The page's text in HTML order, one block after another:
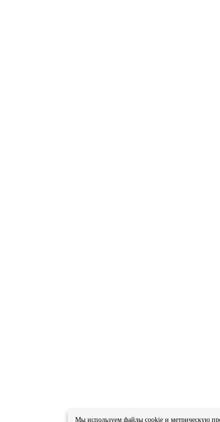
Мы используем файлы cookie и метрическую